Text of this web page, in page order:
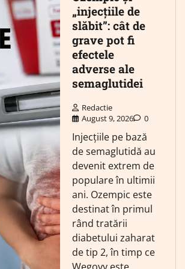
„injecțiile de
slăbit”: cât de
grave pot fi
efectele
adverse ale
semaglutidei
Redactie
August 9, 2026
0
Injecțiile pe bază
de semaglutidă au
devenit extrem de
populare în ultimii
ani. Ozempic este
destinat în primul
rând tratării
diabetului zaharat
de tip 2, în timp ce